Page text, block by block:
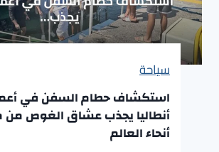
سياحة
استكشاف حطام السفن في
أنطاليا يجذب عشاق الغوص من
أنحاء العالم